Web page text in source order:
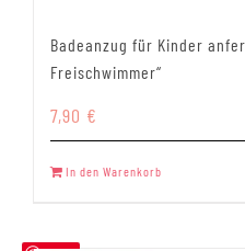
Badeanzug für Kinder
Freischwimmer“
7,90 €
In den Warenkorb